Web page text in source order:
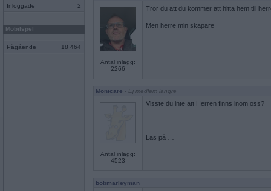
Inloggade 2
Mobilspel
Pågående 18 464
Antal inlägg:
2266
Tror du att du kommer att hitta hem till
Men herre min skapare
Monicare - Ej medlem längre
Antal inlägg:
4523
Visste du inte att Herren finns inom oss?
Läs på …
bobmarleyman